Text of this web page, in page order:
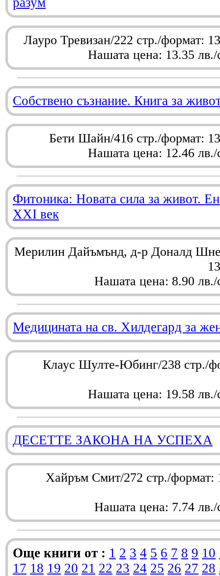
Лауро Тревизан/222 стр./формат:
Нашата цена: 13.35 лв./
Собствено съзнание. Книга за
Бети Шайн/416 стр./формат:
Нашата цена: 12.46 лв./
Фитоника: Новата сила за живот.
XXI век
Мерилин Дайъмънд, д-р Доналд
Нашата цена: 8.90 лв./
Медицината на св. Хилдегард за
Клаус Шулте-Юбинг/238 стр./
Нашата цена: 19.58 лв./
ДЕСЕТТЕ ЗАКОНА НА УСПЕХА
Хайръм Смит/272 стр./
Нашата цена: 7.74 лв./
Още книги от : 1 2 3 4 5 6 7 8 9 10
17 18 19 20 21 22 23 24 25 26 27 28